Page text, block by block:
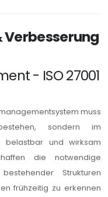
Verbesserung
- ISO 27001
muss
sondern im
belastbar und wirksam
die notwendige
Strukturen
frühzeitig zu erkennen